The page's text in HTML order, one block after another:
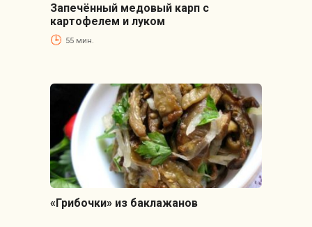
Запечённый медовый карп с
картофелем и луком
55 мин.
«Грибочки» из баклажанов